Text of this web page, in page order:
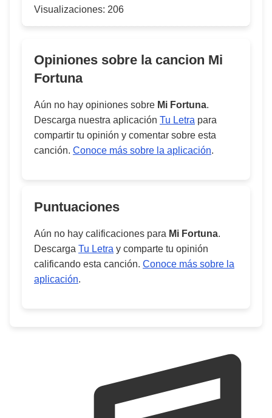
Visualizaciones: 206
Opiniones sobre la cancion Mi
Fortuna
Aún no hay opiniones sobre Mi Fortuna.
Descarga nuestra aplicación Tu Letra para
compartir tu opinión y comentar sobre esta
canción. Conoce más sobre la aplicación.
Puntuaciones
Aún no hay calificaciones para Mi Fortuna.
Descarga Tu Letra y comparte tu opinión
calificando esta canción. Conoce más sobre la
aplicación.